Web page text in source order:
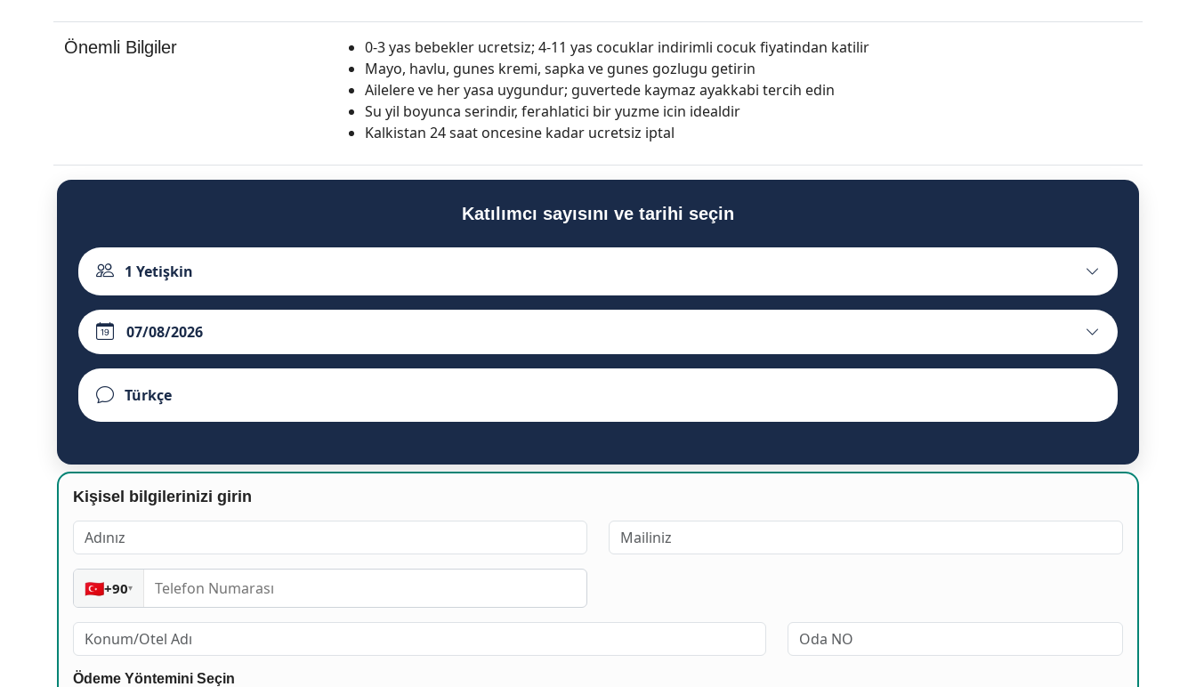
Önemli Bilgiler
0-3 yas bebekler ucretsiz; 4-11 yas cocuklar indirimli cocuk fiyatindan katilir
Mayo, havlu, gunes kremi, sapka ve gunes gozlugu getirin
Ailelere ve her yasa uygundur; guvertede kaymaz ayakkabi tercih edin
Su yil boyunca serindir, ferahlatici bir yuzme icin idealdir
Kalkistan 24 saat oncesine kadar ucretsiz iptal
Katılımcı sayısını ve tarihi seçin
1 Yetişkin
Kişisel bilgilerinizi girin
🇹🇷+90▾
Ödeme Yöntemini Seçin